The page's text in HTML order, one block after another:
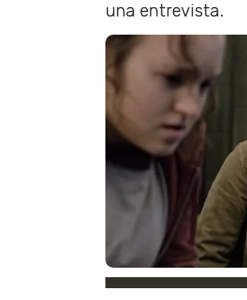
una entrevista.